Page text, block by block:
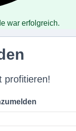
war erfolgreich.
profitieren!